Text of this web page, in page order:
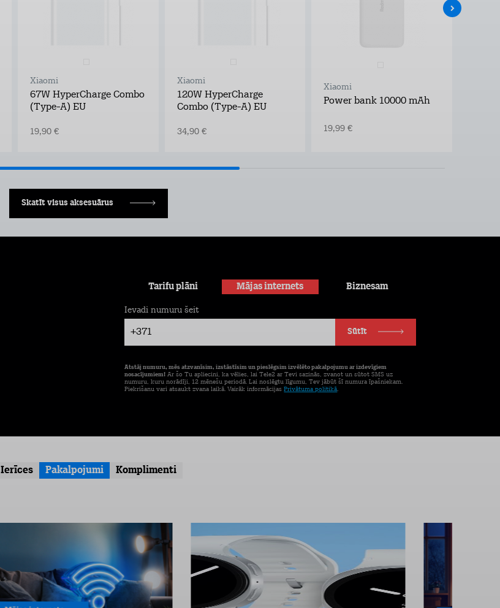
Xiaomi
67W HyperCharge Combo
(Type-A) EU
19,90 €
Xiaomi
120W HyperCharge
Combo (Type-A) EU
34,90 €
Xiaomi
Power bank 10000 mAh
19,99 €
Skatīt visus aksesuārus
Tarifu plāni Mājas internets Biznesam
+371
Ievadi numuru šeit
Sūtīt
Atstāj numuru, mēs atzvanīsim, izstāstīsim un pieslēgsim izvēlēto pakalpojumu ar izdevīgiem
nosacījumiem! Ar šo Tu apliecini, ka vēlies, lai Tele2 ar Tevi sazinās, zvanot un sūtot SMS uz
numuru, kuru norādīji, 12 mēnešu periodā. Lai noslēgtu līgumu, Tev jābūt šī numura īpašniekam.
Piekrišanu vari atsaukt zvana laikā. Vairāk informācijasPrivātuma politikā.
Ierīces Pakalpojumi Komplimenti